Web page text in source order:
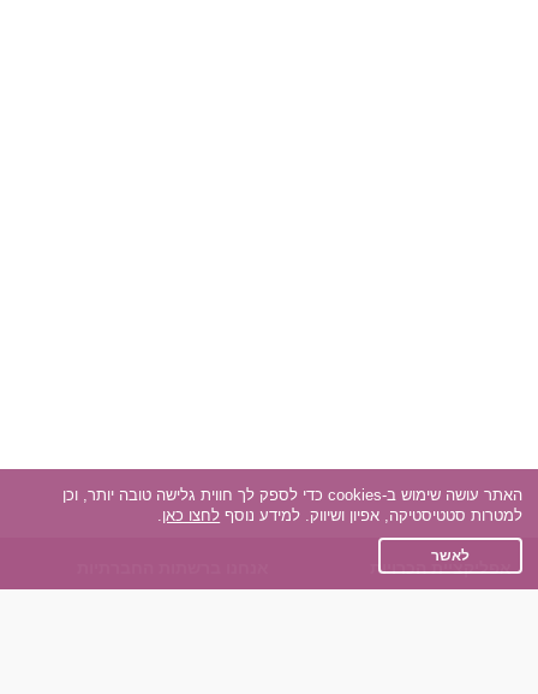
אפליקציית הכרויות
האתר עושה שימוש ב-cookies כדי לספק לך חווית גלישה טובה יותר, וכן
למטרות סטטיסטיקה, אפיון ושיווק. למידע נוסף לחצו כאן.
לאשר